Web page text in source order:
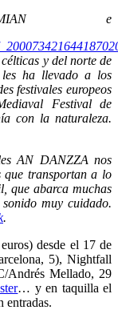
e
y del norte de
ha llevado a los
festivales europeos
Festival de
con la naturaleza.
AN DANZZA nos
que transportan a lo
que abarca muchas
muy cuidado.
.
desde el 17 de
5), Nightfall
Andrés Mellado, 29
… y en taquilla el
entradas.